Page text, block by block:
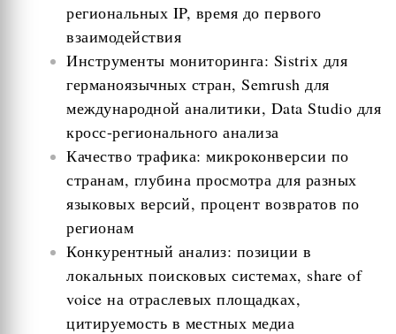
региональных IP, время до первого
взаимодействия
Инструменты мониторинга: Sistrix для
германоязычных стран, Semrush для
международной аналитики, Data Studio для
кросс-регионального анализа
Качество трафика: микроконверсии по
странам, глубина просмотра для разных
языковых версий, процент возвратов по
регионам
Конкурентный анализ: позиции в
локальных поисковых системах, share of
voice на отраслевых площадках,
цитируемость в местных медиа